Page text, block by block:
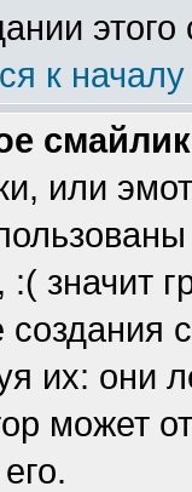
к началу
или
:( значит
их: они
может